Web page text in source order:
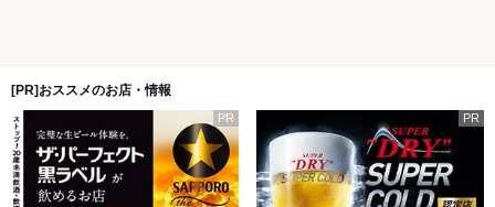
[PR]おススメのお店・情報
PR PR